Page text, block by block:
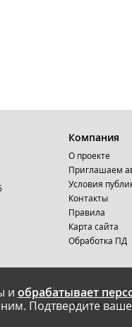
и обрабатывает
Подтвердите
Компания
О проекте
Приглашаем
Условия
Контакты
Правила
Карта сайта
Обработка ПД
Мобильная